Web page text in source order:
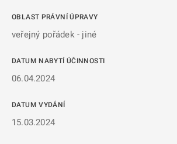
OBLAST PRÁVNÍ ÚPRAVY
veřejný pořádek - jiné
DATUM NABYTÍ ÚČINNOSTI
06.04.2024
DATUM VYDÁNÍ
15.03.2024